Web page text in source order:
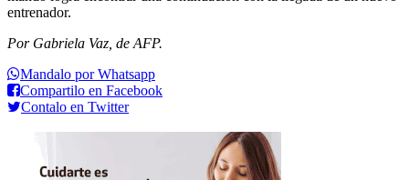
entrenador.
Por Gabriela Vaz, de AFP.
Mandalo por Whatsapp
Compartilo en Facebook
Contalo en Twitter